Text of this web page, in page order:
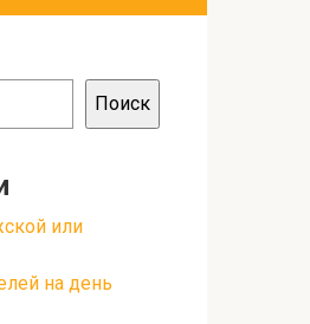
Поиск
или
на день